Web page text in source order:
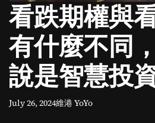
看跌期權與
有什麼不同
說是智慧投
武器
July 26, 2024維港 YoYo